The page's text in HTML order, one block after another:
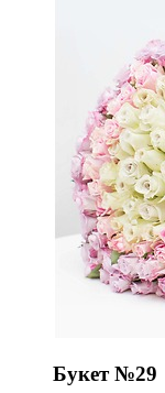
Букет №29